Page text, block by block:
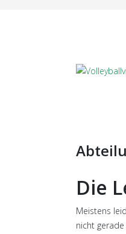
Die
Meistens
nicht